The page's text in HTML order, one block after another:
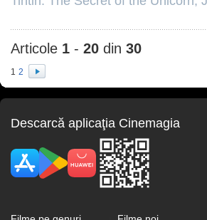
Articole 1 - 20 din 30
1 2
Descarcă aplicaţia Cinemagia